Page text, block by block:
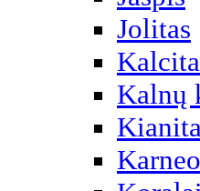
Jolitas
Kalnų